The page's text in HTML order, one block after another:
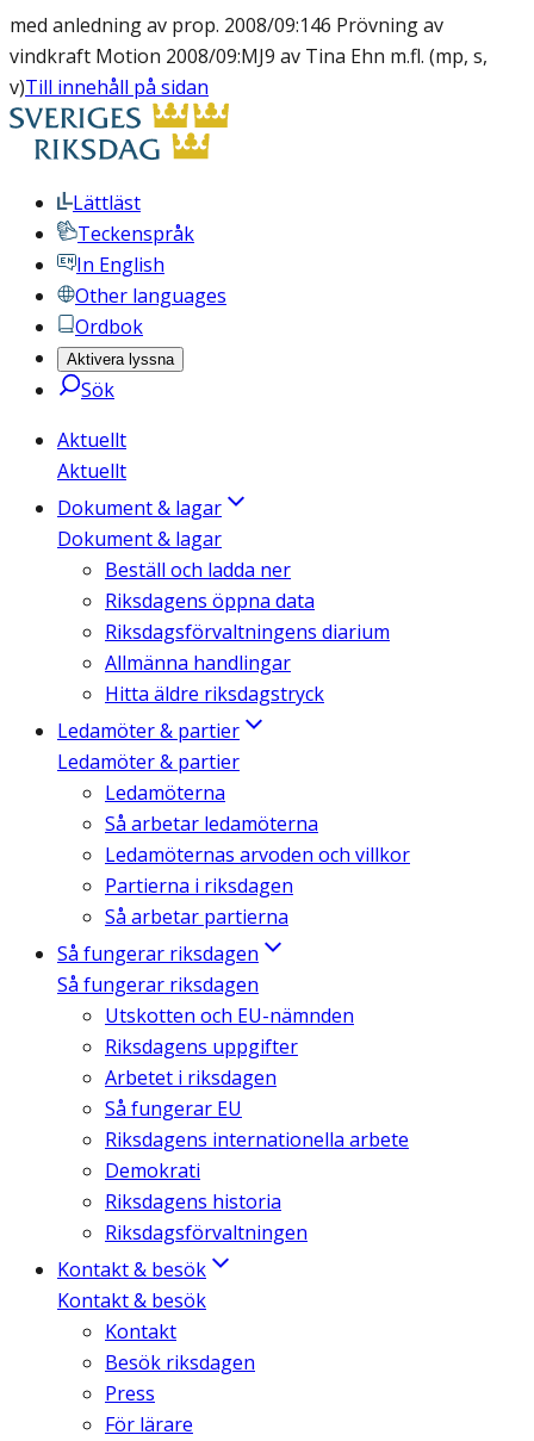
med anledning av prop. 2008/09:146 Prövning av
vindkraft Motion 2008/09:MJ9 av Tina Ehn m.fl. (mp, s,
v)Till innehåll på sidan
Lättläst
Teckenspråk
In English
Other languages
Ordbok
Aktivera lyssna
Sök
Aktuellt
Aktuellt
Dokument & lagar
Dokument & lagar
Beställ och ladda ner
Riksdagens öppna data
Riksdagsförvaltningens diarium
Allmänna handlingar
Hitta äldre riksdagstryck
Ledamöter & partier
Ledamöter & partier
Ledamöterna
Så arbetar ledamöterna
Ledamöternas arvoden och villkor
Partierna i riksdagen
Så arbetar partierna
Så fungerar riksdagen
Så fungerar riksdagen
Utskotten och EU-nämnden
Riksdagens uppgifter
Arbetet i riksdagen
Så fungerar EU
Riksdagens internationella arbete
Demokrati
Riksdagens historia
Riksdagsförvaltningen
Kontakt & besök
Kontakt & besök
Kontakt
Besök riksdagen
Press
För lärare